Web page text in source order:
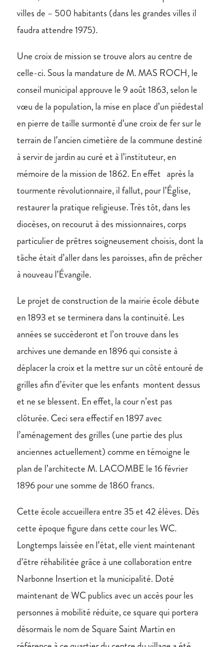
villes de – 500 habitants (dans les grandes villes il
faudra attendre 1975).
Une croix de mission se trouve alors au centre de
celle-ci. Sous la mandature de M. MAS ROCH, le
conseil municipal approuve le 9 août 1863, selon le
vœu de la population, la mise en place d’un piédestal
en pierre de taille surmonté d’une croix de fer sur le
terrain de l’ancien cimetière de la commune destiné
à servir de jardin au curé et à l’instituteur, en
mémoire de la mission de 1862. En effet après la
tourmente révolutionnaire, il fallut, pour l’Église,
restaurer la pratique religieuse. Très tôt, dans les
diocèses, on recourut à des missionnaires, corps
particulier de prêtres soigneusement choisis, dont la
tâche était d’aller dans les paroisses, afin de prêcher
à nouveau l’Évangile.
Le projet de construction de la mairie école débute
en 1893 et se terminera dans la continuité. Les
années se succèderont et l’on trouve dans les
archives une demande en 1896 qui consiste à
déplacer la croix et la mettre sur un côté entouré de
grilles afin d’éviter que les enfants montent dessus
et ne se blessent. En effet, la cour n’est pas
clôturée. Ceci sera effectif en 1897 avec
l’aménagement des grilles (une partie des plus
anciennes actuellement) comme en témoigne le
plan de l’architecte M. LACOMBE le 16 février
1896 pour une somme de 1860 francs.
Cette école accueillera entre 35 et 42 élèves. Dès
cette époque figure dans cette cour les WC.
Longtemps laissée en l’état, elle vient maintenant
d’être réhabilitée grâce à une collaboration entre
Narbonne Insertion et la municipalité. Doté
maintenant de WC publics avec un accès pour les
personnes à mobilité réduite, ce square qui portera
désormais le nom de Square Saint Martin en